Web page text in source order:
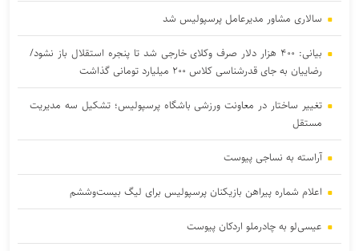
سالاری مشاور مدیرعامل پرسپولیس شد
بیانی: ۴۰۰ هزار دلار صرف وکلای خارجی شد تا پنجره استقلال باز نشود/
رضاییان به جای قدرشناسی کلاس ۲۰۰ میلیارد تومانی گذاشت
تغییر ساختار در معاونت ورزشی باشگاه پرسپولیس؛ تشکیل سه مدیریت
مستقل
آراسته به نساجی پیوست
اعلام شماره پیراهن بازیکنان پرسپولیس برای لیگ بیست‌وششم
عیسی‌لو به چادرملو اردکان پیوست